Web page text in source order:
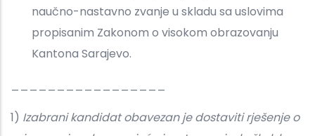
naučno-nastavno zvanje u skladu sa uslovima
propisanim Zakonom o visokom obrazovanju
Kantona Sarajevo.
1) Izabrani kandidat obavezan je dostaviti rješenje o